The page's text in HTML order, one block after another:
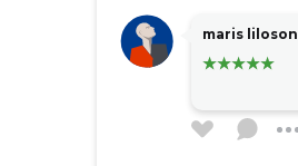
maris liloson